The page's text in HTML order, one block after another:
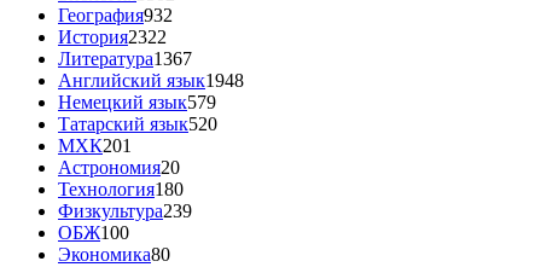
География932
История2322
Литература1367
Английский язык1948
Немецкий язык579
Татарский язык520
МХК201
Астрономия20
Технология180
Физкультура239
ОБЖ100
Экономика80